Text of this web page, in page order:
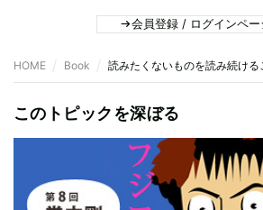
会員登録 / ログインペー
HOME Book 読みたくないものを読み続け
このトピックを深ぼる